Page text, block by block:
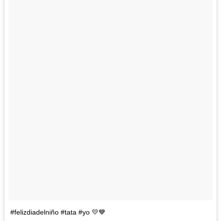
#felizdiadelniño #tata #yo 💛💙